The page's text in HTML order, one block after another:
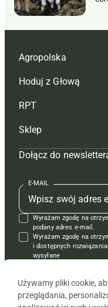
Agropolska
Redakcja
Reklama
Tagi
Mapa serwisu
Kontakt
Regulamin
Polityka prywatności
Hoduj z Głową
Hoduj z głową bydło
Hoduj z głową świnie
Prenumerata
Redakcja
Kontakt
Reklama
RPT
Redakcja
Prenumerata
Reklama
Kontakt
Krzyżówki
Sklep
Czasopisma i
Książki
Regulamin
Dołącz do
E-MAIL
Wyrażam zgodę na
podany adres e-mail.
Wyrażam zgodę na
i dostępnych
wysyłane
Używamy pliki cookie,
przeglądania,